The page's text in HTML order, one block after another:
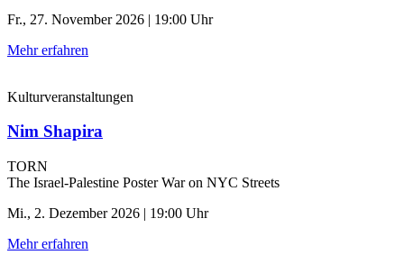
Fr., 27. November 2026 | 19:00 Uhr
Mehr erfahren
Kulturveranstaltungen
Nim Shapira
TORN
The Israel-Palestine Poster War on NYC Streets
Mi., 2. Dezember 2026 | 19:00 Uhr
Mehr erfahren